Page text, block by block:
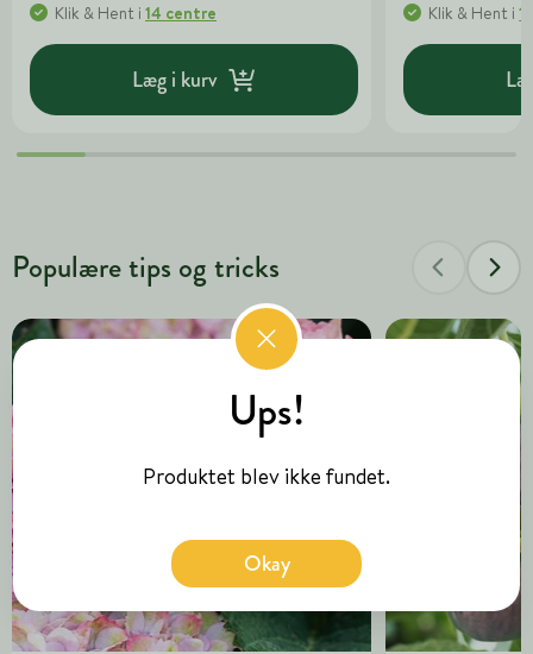
Klik & Hent i 14 centre
Læg i kurv
Klik & Hent i
Populære tips og tricks
Ups!
Produktet blev ikke fundet.
Okay